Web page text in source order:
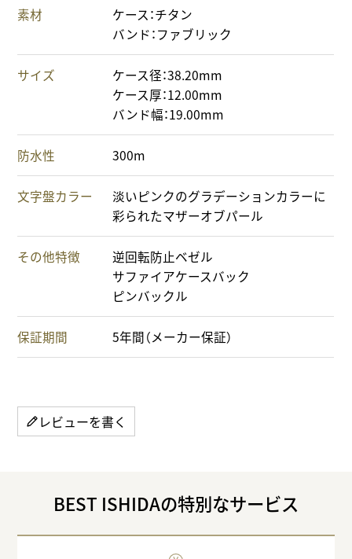
素材
ケース：チタン
バンド：ファブリック
サイズ
ケース径：38.20mm
ケース厚：12.00mm
バンド幅：19.00mm
防水性 300m
文字盤カラー
淡いピンクのグラデーションカラーに
彩られたマザーオブパール
その他特徴
逆回転防止ベゼル
サファイアケースバック
ピンバックル
保証期間 5年間（メーカー保証）
レビューを書く
BEST ISHIDAの特別なサービス